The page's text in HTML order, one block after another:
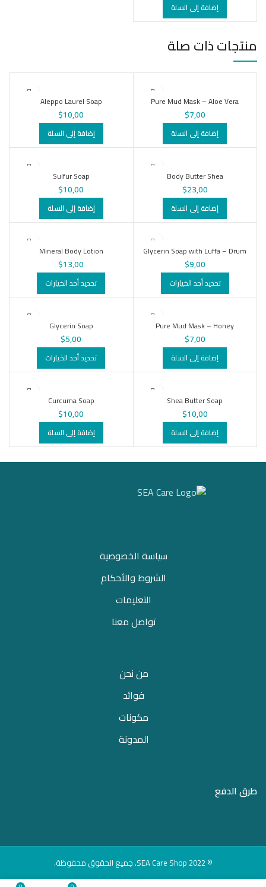
إضافة إلى السلة
منتجات ذات صلة
Pure Mud Mask – Aloe Vera
$7,00
إضافة إلى السلة
Aleppo Laurel Soap
$10,00
إضافة إلى السلة
Body Butter Shea
$23,00
إضافة إلى السلة
Sulfur Soap
$10,00
إضافة إلى السلة
Glycerin Soap with Luffa – Drum
$9,00
تحديد أحد الخيارات
Mineral Body Lotion
$13,00
تحديد أحد الخيارات
Pure Mud Mask – Honey
$7,00
إضافة إلى السلة
Glycerin Soap
$5,00
تحديد أحد الخيارات
Shea Butter Soap
$10,00
إضافة إلى السلة
Curcuma Soap
$10,00
إضافة إلى السلة
سياسة الخصوصية
الشروط والأحكام
التعليمات
تواصل معنا
من نحن
فوائد
مكونات
المدونة
طرق الدفع
© 2022 SEA Care Shop. جميع الحقوق محفوظة.